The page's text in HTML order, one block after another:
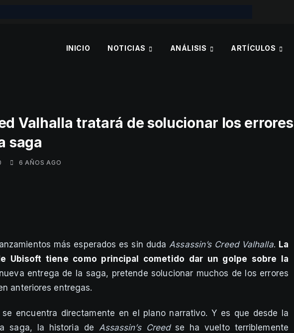
INICIO NOTICIAS ANÁLISIS ARTÍCULOS
Valhalla tratará de solucionar los errores
saga
6 AÑOS AGO
más esperados es sin duda Assassin’s Creed Valhalla. La
Ubisoft tiene como principal cometido dar un golpe sobre la
entrega de la saga, pretende solucionar muchos de los errores
anteriores entregas.
encuentra directamente en el plano narrativo. Y es que desde la
saga, la historia de Assassin’s Creedse ha vuelto terriblemente